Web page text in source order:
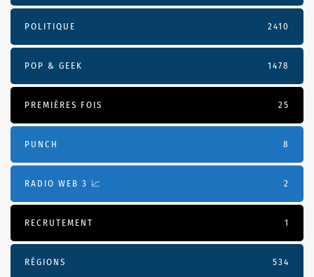
POLITIQUE 2410
POP & GEEK 1478
PREMIÈRES FOIS 25
PUNCH 8
RADIO WEB 3 📈 2
RECRUTEMENT 1
RÉGIONS 534